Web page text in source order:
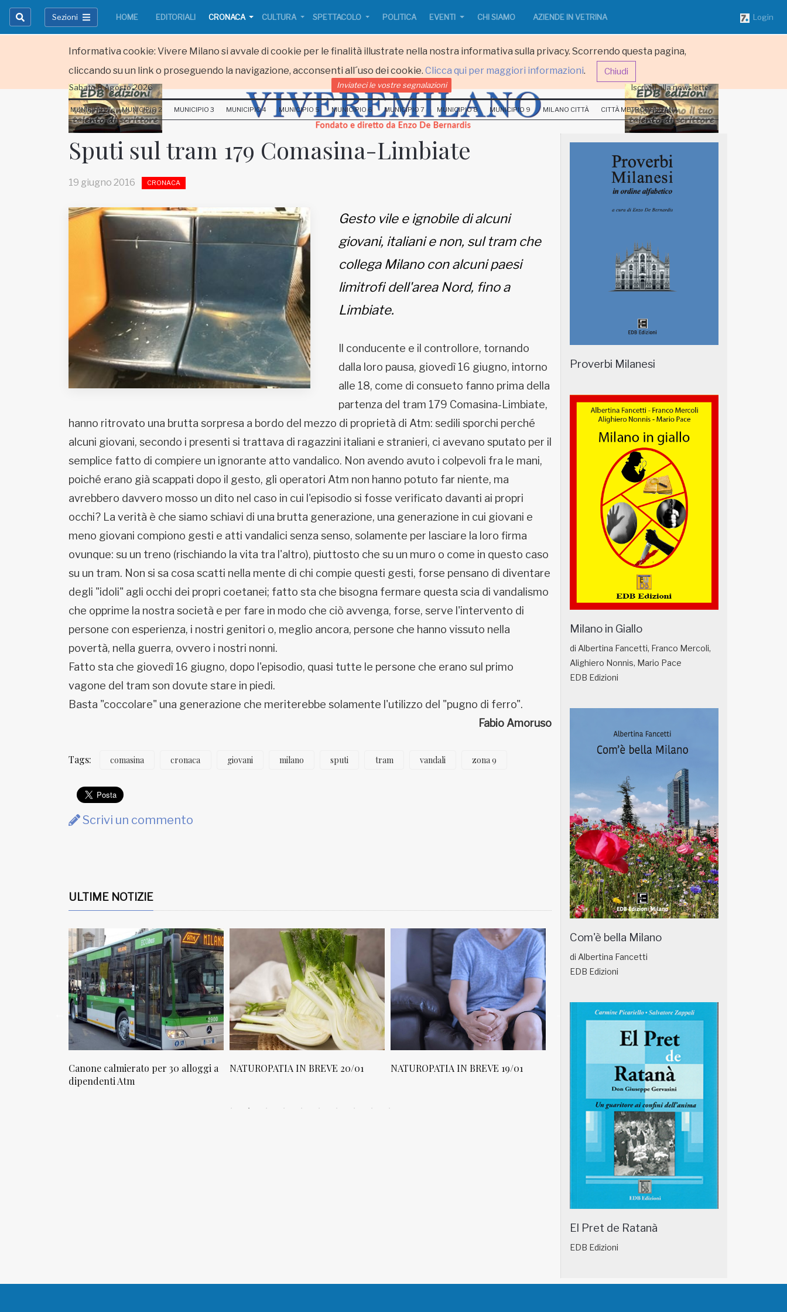
Informativa cookie: Vivere Milano si avvale di cookie per le finalità illustrate nella nostra informativa sulla privacy. Scorrendo questa pagina,
cliccando su un link o proseguendo la navigazione, acconsenti all´uso dei cookie. Clicca qui per maggiori informazioni. Chiudi
Sezioni HOME EDITORIALI CRONACA CULTURA SPETTACOLO POLITICA EVENTI CHI SIAMO AZIENDE IN VETRINA Login
Inviateci le vostre segnalazioni
Iscriviti alla newsletter
Fondato e diretto da Enzo De
EDB edizioni - Via Brivio angolo C.
Imbonati, 89 20159 Milano (Italia)
Informativa sulla privacy
Sabato 8 Agosto 2026 Inviateci le vostre segnalazioni Iscriviti alla newsletter
MUNICIPIO 1 MUNICIPIO 2 MUNICIPIO 3 MUNICIPIO 4 MUNICIPIO 5 MUNICIPIO 6 MUNICIPIO 7 MUNICIPIO 8 MUNICIPIO 9 MILANO CITTÀ CITTÀ METROPOLITANA
Sputi sul tram 179 Comasina-Limbiate
19 giugno 2016 CRONACA
Gesto vile e ignobile di alcuni
giovani, italiani e non, sul tram che
collega Milano con alcuni paesi
limitrofi dell'area Nord, fino a
Limbiate.
Il conducente e il controllore, tornando
dalla loro pausa, giovedì 16 giugno, intorno
alle 18, come di consueto fanno prima della
partenza del tram 179 Comasina-Limbiate,
hanno ritrovato una brutta sorpresa a bordo del mezzo di proprietà di Atm: sedili sporchi perché
alcuni giovani, secondo i presenti si trattava di ragazzini italiani e stranieri, ci avevano sputato per il
semplice fatto di compiere un ignorante atto vandalico. Non avendo avuto i colpevoli fra le mani,
poiché erano già scappati dopo il gesto, gli operatori Atm non hanno potuto far niente, ma
avrebbero davvero mosso un dito nel caso in cui l'episodio si fosse verificato davanti ai propri
occhi? La verità è che siamo schiavi di una brutta generazione, una generazione in cui giovani e
meno giovani compiono gesti e atti vandalici senza senso, solamente per lasciare la loro firma
ovunque: su un treno (rischiando la vita tra l'altro), piuttosto che su un muro o come in questo caso
su un tram. Non si sa cosa scatti nella mente di chi compie questi gesti, forse pensano di diventare
degli "idoli" agli occhi dei propri coetanei; fatto sta che bisogna fermare questa scia di vandalismo
che opprime la nostra società e per fare in modo che ciò avvenga, forse, serve l'intervento di
persone con esperienza, i nostri genitori o, meglio ancora, persone che hanno vissuto nella
povertà, nella guerra, ovvero i nostri nonni.
Fatto sta che giovedì 16 giugno, dopo l'episodio, quasi tutte le persone che erano sul primo
vagone del tram son dovute stare in piedi.
Basta "coccolare" una generazione che meriterebbe solamente l'utilizzo del "pugno di ferro".
Fabio Amoruso
Tags: comasina cronaca giovani milano sputi tram vandali zona 9
Scrivi un commento
ULTIME NOTIZIE
Canone calmierato per 30 alloggi a
dipendenti Atm
NATUROPATIA IN BREVE 20/01 NATUROPATIA IN BREVE 19/01 NATUROPATIA IN BREVE 18/01
Proverbi Milanesi
Milano in Giallo
di Albertina Fancetti, Franco Mercoli,
Alighiero Nonnis, Mario Pace
EDB Edizioni
Com'è bella Milano
di Albertina Fancetti
EDB Edizioni
El Pret de Ratanà
EDB Edizioni